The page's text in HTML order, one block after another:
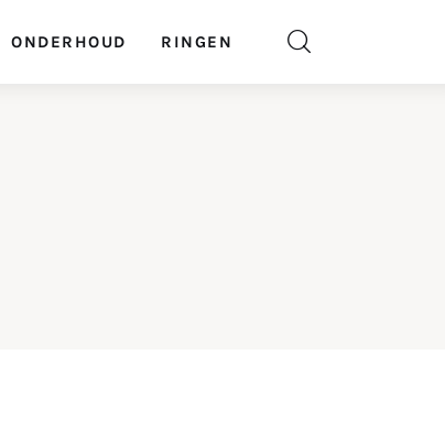
ONDERHOUD RINGEN